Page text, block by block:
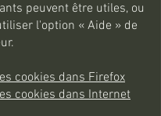
peuvent être utiles, ou
l'option « Aide » de
cookies dans Firefox
cookies dans Internet